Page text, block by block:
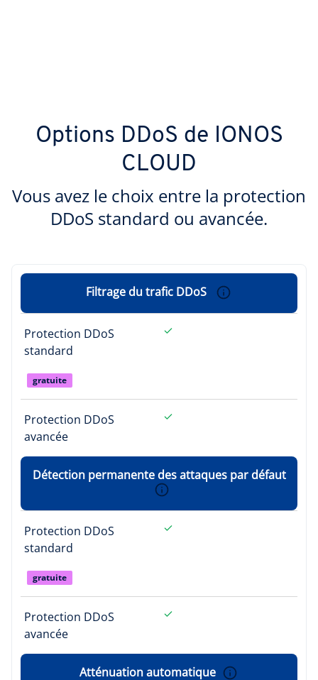
Options DDoS de IONOS
CLOUD
Vous avez le choix entre la protection
DDoS standard ou avancée.
Filtrage du trafic DDoS
Protection DDoS
standard
gratuite
Protection DDoS
avancée
Détection permanente des attaques par défaut
Protection DDoS
standard
gratuite
Protection DDoS
avancée
Atténuation automatique